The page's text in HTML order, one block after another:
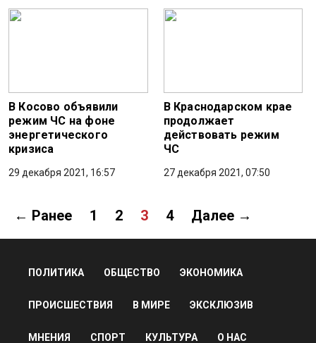
В Косово объявили
режим ЧС на фоне
энергетического
кризиса
29 декабря 2021, 16:57
В Краснодарском крае
продолжает
действовать режим
ЧС
27 декабря 2021, 07:50
← Ранее 1 2 3 4 Далее →
ПОЛИТИКА ОБЩЕСТВО ЭКОНОМИКА
ПРОИСШЕСТВИЯ В МИРЕ ЭКСКЛЮЗИВ
МНЕНИЯ СПОРТ КУЛЬТУРА О НАС